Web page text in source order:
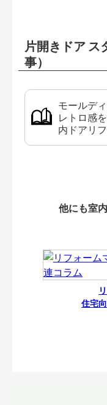
片開きドア ス
事）
モールデ
レトロ感
内ドアリ
他にも室
住宅